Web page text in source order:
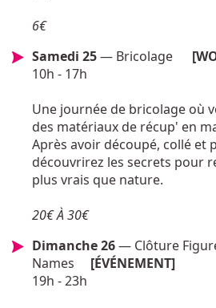
6€
Samedi 25— Bricolage
10h - 17h
Une journée de bricolage où
des matériaux de récup' en
Après avoir découpé, collé et
découvrirez les secrets pour
plus vrais que nature.
20€ À 30€
Dimanche 26— Clôture
Names [ÉVÉNEMENT]
19h - 23h